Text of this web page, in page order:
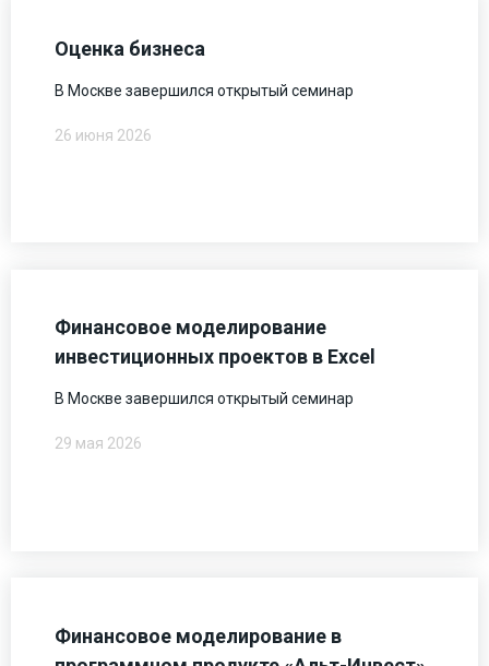
Оценка бизнеса
В Москве завершился открытый семинар
26 июня 2026
Финансовое моделирование
инвестиционных проектов в Excel
В Москве завершился открытый семинар
29 мая 2026
Финансовое моделирование в